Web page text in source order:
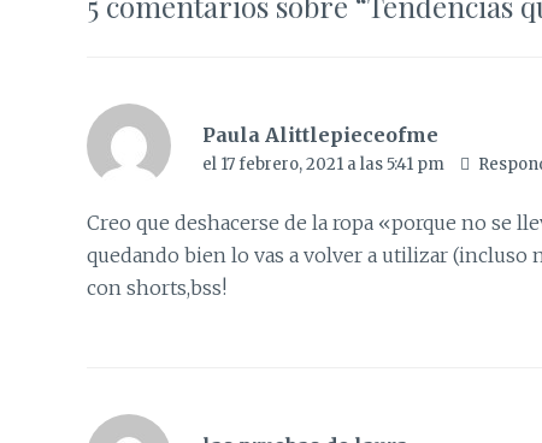
Paula Alittlepieceofme
el 17 febrero, 2021 a las 5:41 pm
Creo que deshacerse de la ropa «porque no se
quedando bien lo vas a volver a utilizar (incluso
con shorts,bss!